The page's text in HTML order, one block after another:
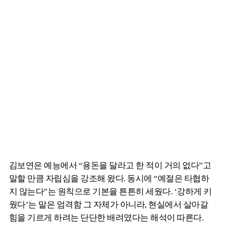
김보연은 예능에서 “용돈을 달라고 한 적이 거의 없다”고
말할 만큼 자립심을 강조해 왔다. 동시에 “예절은 타협하
지 않는다”는 원칙으로 기본을 튼튼히 세웠다. ‘강하게 키
웠다’는 말은 엄격함 그 자체가 아니라, 현실에서 살아갈
힘을 기르게 하려는 단단한 배려였다는 해석이 따른다.